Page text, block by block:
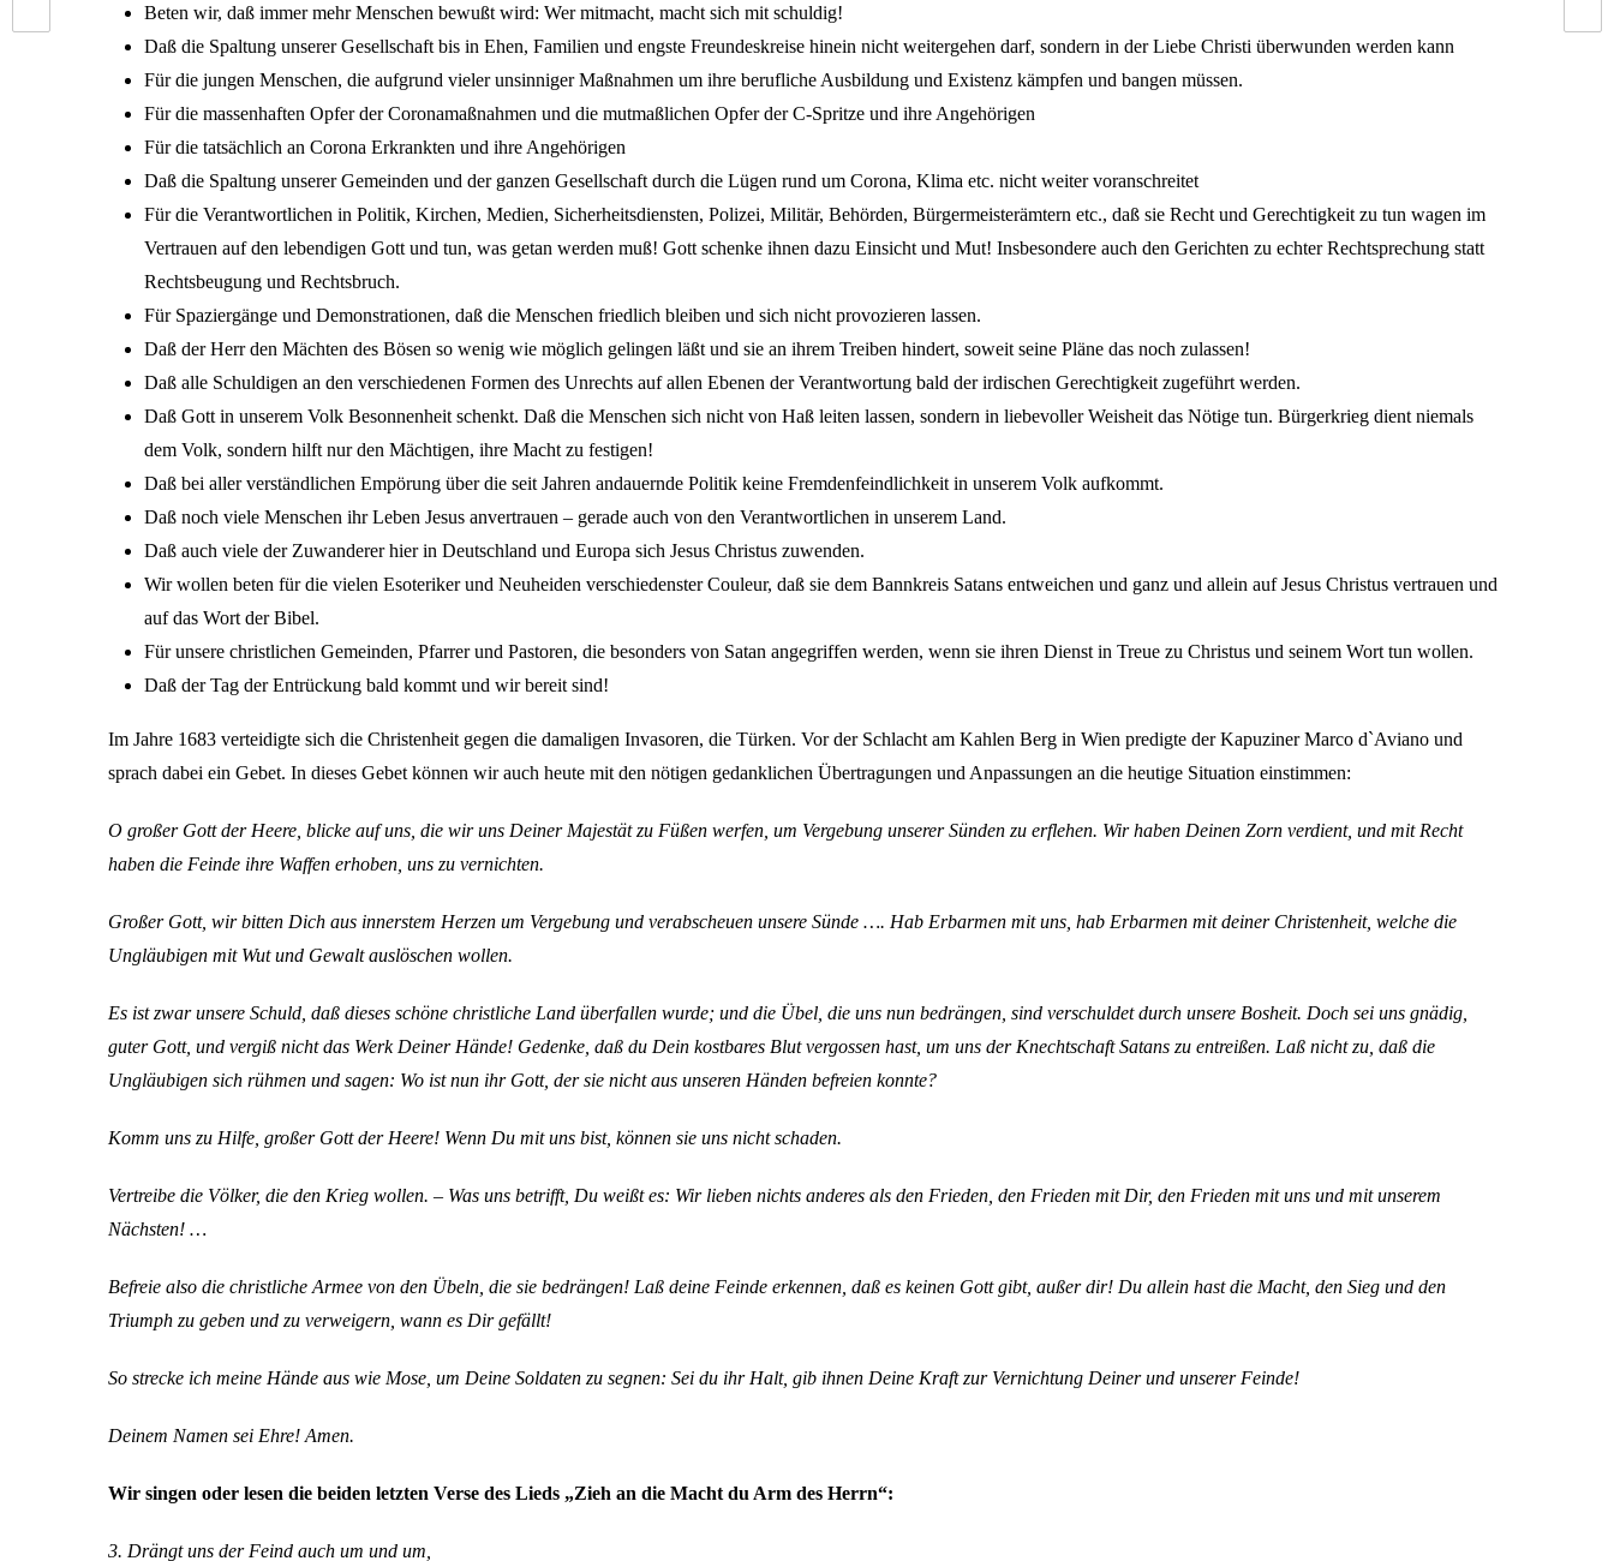
Beten wir, daß immer mehr Menschen bewußt wird: Wer mitmacht, macht sich mit schuldig!
Daß die Spaltung unserer Gesellschaft bis in Ehen, Familien und engste Freundeskreise hinein nicht weitergehen darf, sondern in der Liebe Christi überwunden werden kann
Für die jungen Menschen, die aufgrund vieler unsinniger Maßnahmen um ihre berufliche Ausbildung und Existenz kämpfen und bangen müssen.
Für die massenhaften Opfer der Coronamaßnahmen und die mutmaßlichen Opfer der C-Spritze und ihre Angehörigen
Für die tatsächlich an Corona Erkrankten und ihre Angehörigen
Daß die Spaltung unserer Gemeinden und der ganzen Gesellschaft durch die Lügen rund um Corona, Klima etc. nicht weiter voranschreitet
Für die Verantwortlichen in Politik, Kirchen, Medien, Sicherheitsdiensten, Polizei, Militär, Behörden, Bürgermeisterämtern etc., daß sie Recht und Gerechtigkeit zu tun wagen im
Vertrauen auf den lebendigen Gott und tun, was getan werden muß! Gott schenke ihnen dazu Einsicht und Mut! Insbesondere auch den Gerichten zu echter Rechtsprechung statt
Rechtsbeugung und Rechtsbruch.
Für Spaziergänge und Demonstrationen, daß die Menschen friedlich bleiben und sich nicht provozieren lassen.
Daß der Herr den Mächten des Bösen so wenig wie möglich gelingen läßt und sie an ihrem Treiben hindert, soweit seine Pläne das noch zulassen!
Daß alle Schuldigen an den verschiedenen Formen des Unrechts auf allen Ebenen der Verantwortung bald der irdischen Gerechtigkeit zugeführt werden.
Daß Gott in unserem Volk Besonnenheit schenkt. Daß die Menschen sich nicht von Haß leiten lassen, sondern in liebevoller Weisheit das Nötige tun. Bürgerkrieg dient niemals
dem Volk, sondern hilft nur den Mächtigen, ihre Macht zu festigen!
Daß bei aller verständlichen Empörung über die seit Jahren andauernde Politik keine Fremdenfeindlichkeit in unserem Volk aufkommt.
Daß noch viele Menschen ihr Leben Jesus anvertrauen – gerade auch von den Verantwortlichen in unserem Land.
Daß auch viele der Zuwanderer hier in Deutschland und Europa sich Jesus Christus zuwenden.
Wir wollen beten für die vielen Esoteriker und Neuheiden verschiedenster Couleur, daß sie dem Bannkreis Satans entweichen und ganz und allein auf Jesus Christus vertrauen und
auf das Wort der Bibel.
Für unsere christlichen Gemeinden, Pfarrer und Pastoren, die besonders von Satan angegriffen werden, wenn sie ihren Dienst in Treue zu Christus und seinem Wort tun wollen.
Daß der Tag der Entrückung bald kommt und wir bereit sind!
Im Jahre 1683 verteidigte sich die Christenheit gegen die damaligen Invasoren, die Türken. Vor der Schlacht am Kahlen Berg in Wien predigte der Kapuziner Marco d`Aviano und
sprach dabei ein Gebet. In dieses Gebet können wir auch heute mit den nötigen gedanklichen Übertragungen und Anpassungen an die heutige Situation einstimmen:
O großer Gott der Heere, blicke auf uns, die wir uns Deiner Majestät zu Füßen werfen, um Vergebung unserer Sünden zu erflehen. Wir haben Deinen Zorn verdient, und mit Recht
haben die Feinde ihre Waffen erhoben, uns zu vernichten.
Großer Gott, wir bitten Dich aus innerstem Herzen um Vergebung und verabscheuen unsere Sünde …. Hab Erbarmen mit uns, hab Erbarmen mit deiner Christenheit, welche die
Ungläubigen mit Wut und Gewalt auslöschen wollen.
Es ist zwar unsere Schuld, daß dieses schöne christliche Land überfallen wurde; und die Übel, die uns nun bedrängen, sind verschuldet durch unsere Bosheit. Doch sei uns gnädig,
guter Gott, und vergiß nicht das Werk Deiner Hände! Gedenke, daß du Dein kostbares Blut vergossen hast, um uns der Knechtschaft Satans zu entreißen. Laß nicht zu, daß die
Ungläubigen sich rühmen und sagen: Wo ist nun ihr Gott, der sie nicht aus unseren Händen befreien konnte?
Komm uns zu Hilfe, großer Gott der Heere! Wenn Du mit uns bist, können sie uns nicht schaden.
Vertreibe die Völker, die den Krieg wollen. – Was uns betrifft, Du weißt es: Wir lieben nichts anderes als den Frieden, den Frieden mit Dir, den Frieden mit uns und mit unserem
Nächsten! …
Befreie also die christliche Armee von den Übeln, die sie bedrängen! Laß deine Feinde erkennen, daß es keinen Gott gibt, außer dir! Du allein hast die Macht, den Sieg und den
Triumph zu geben und zu verweigern, wann es Dir gefällt!
So strecke ich meine Hände aus wie Mose, um Deine Soldaten zu segnen: Sei du ihr Halt, gib ihnen Deine Kraft zur Vernichtung Deiner und unserer Feinde!
Deinem Namen sei Ehre! Amen.
Wir singen oder lesen die beiden letzten Verse des Lieds „Zieh an die Macht du Arm des Herrn“:
3. Drängt uns der Feind auch um und um,